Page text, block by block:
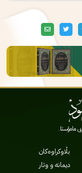
بڵاوکراوەکان
دیمانە و وتار